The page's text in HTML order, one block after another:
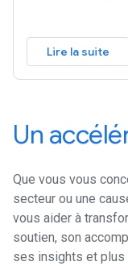
Lire la suite
Un
Que vous vous
secteur ou une
vous aider à
soutien, son
ses insights et plus